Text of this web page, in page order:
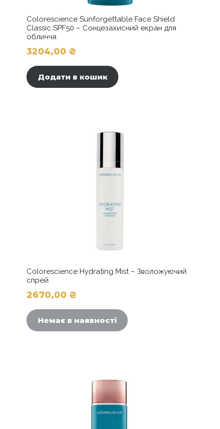
Colorescience Sunforgettable Face Shield
Classic SPF50 – Сонцезахисний екран для
обличчя
3204,00 ₴
Додати в кошик
Colorescience Hydrating Mist – Зволожуючий
спрей
2670,00 ₴
Немає в наявності